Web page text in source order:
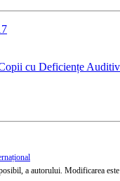
cu Deficiențe
a autorului. Modificarea